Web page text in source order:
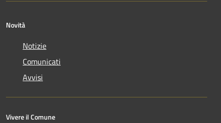
Novità
Notizie
Comunicati
Avvisi
Vivere il Comune